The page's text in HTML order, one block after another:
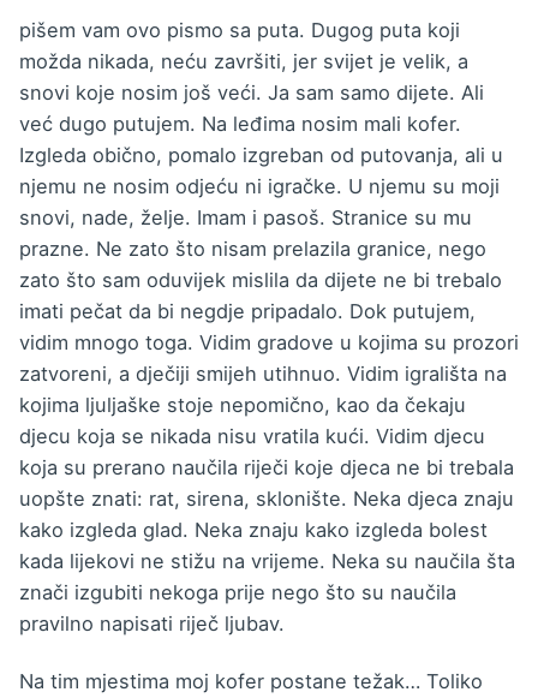
pišem vam ovo pismo sa puta. Dugog puta koji
možda nikada, neću završiti, jer svijet je velik, a
snovi koje nosim još veći. Ja sam samo dijete. Ali
već dugo putujem. Na leđima nosim mali kofer.
Izgleda obično, pomalo izgreban od putovanja, ali u
njemu ne nosim odjeću ni igračke. U njemu su moji
snovi, nade, želje. Imam i pasoš. Stranice su mu
prazne. Ne zato što nisam prelazila granice, nego
zato što sam oduvijek mislila da dijete ne bi trebalo
imati pečat da bi negdje pripadalo. Dok putujem,
vidim mnogo toga. Vidim gradove u kojima su prozori
zatvoreni, a dječiji smijeh utihnuo. Vidim igrališta na
kojima ljuljaške stoje nepomično, kao da čekaju
djecu koja se nikada nisu vratila kući. Vidim djecu
koja su prerano naučila riječi koje djeca ne bi trebala
uopšte znati: rat, sirena, sklonište. Neka djeca znaju
kako izgleda glad. Neka znaju kako izgleda bolest
kada lijekovi ne stižu na vrijeme. Neka su naučila šta
znači izgubiti nekoga prije nego što su naučila
pravilno napisati riječ ljubav.
Na tim mjestima moj kofer postane težak… Toliko